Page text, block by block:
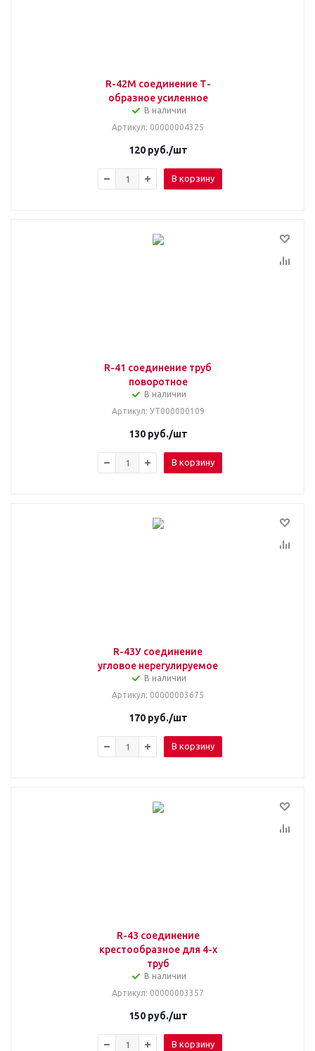
R-42М соединение Т-
образное усиленное
В наличии
Артикул: 00000004325
120руб./шт
В корзину
R-41 соединение труб
поворотное
В наличии
Артикул: УТ000000109
130руб./шт
В корзину
R-43У соединение
угловое нерегулируемое
В наличии
Артикул: 00000003675
170руб./шт
В корзину
R-43 соединение
крестообразное для 4-х
труб
В наличии
Артикул: 00000003357
150руб./шт
В корзину